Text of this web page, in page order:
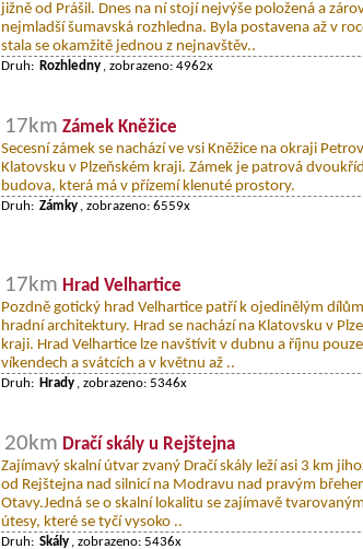
jižně od Prášil. Dnes na ní stojí nejvýše položená a
nejmladší šumavská rozhledna. Byla postavena až v
stala se okamžitě jednou z nejnavštěv..
Druh: Rozhledny , zobrazeno: 4962x
17km Zámek Kněžice
Secesní zámek se nachází ve vsi Kněžice na okraji
Klatovsku v Plzeňském kraji. Zámek je patrová
budova, která má v přízemí klenuté prostory.
Druh: Zámky , zobrazeno: 6559x
17km Hrad Velhartice
Pozdně gotický hrad Velhartice patří k ojedinělým
hradní architektury. Hrad se nachází na Klatovsku v
kraji. Hrad Velhartice lze navštívit v dubnu a říjnu
víkendech a svátcích a v květnu až ..
Druh: Hrady , zobrazeno: 5346x
20km Dračí skály u Rejštejna
Zajímavý skalní útvar zvaný Dračí skály leží asi 3 km
od Rejštejna nad silnicí na Modravu nad pravým
Otavy.Jedná se o skalní lokalitu se zajímavě
útesy, které se tyčí vysoko ..
Druh: Skály , zobrazeno: 5436x